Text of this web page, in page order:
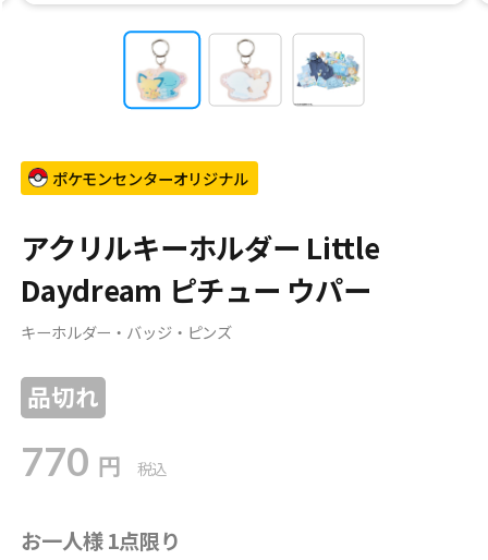
ポケモンセンターオリジナル
アクリルキーホルダー Little
Daydream ピチュー ウパー
キーホルダー・バッジ・ピンズ
品切れ
770 円 税込
お一人様 1点限り